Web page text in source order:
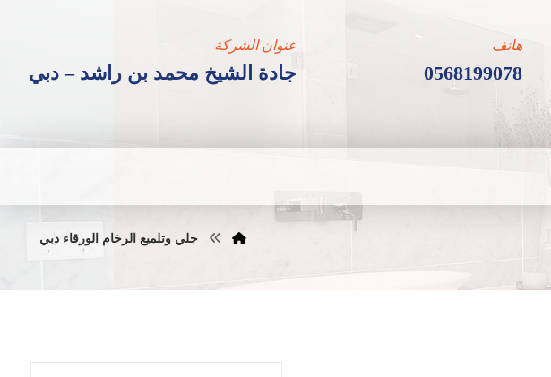
عنوان الشركة
جادة الشيخ محمد بن راشد – دبي
هاتف
0568199078
جلي وتلميع الرخام الورقاء دبي